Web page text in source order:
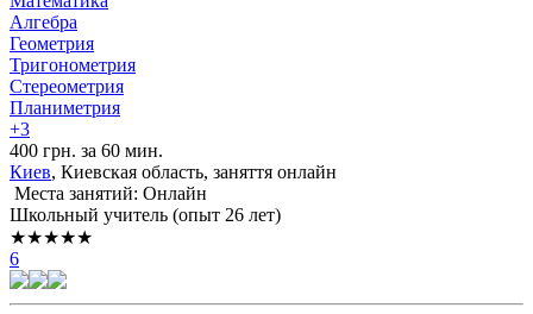
Алгебра
Геометрия
Тригонометрия
Стереометрия
Планиметрия
+3
400 грн. за 60 мин.
Киев, Киевская область, заняття онлайн
Места занятий: Онлайн
Школьный учитель (опыт 26 лет)
★★★★★
6